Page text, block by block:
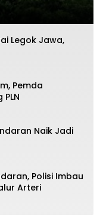
Legok Jawa,
Pemda
Naik Jadi
Polisi Imbau
Arteri